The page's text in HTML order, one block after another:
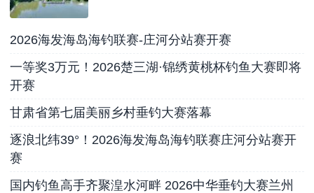
2026海发海岛海钓联赛-庄河分站赛开赛
一等奖3万元！2026楚三湖·锦绣黄桃杯钓鱼大赛即将
开赛
甘肃省第七届美丽乡村垂钓大赛落幕
逐浪北纬39°！2026海发海岛海钓联赛庄河分站赛开
赛
国内钓鱼高手齐聚湟水河畔 2026中华垂钓大赛兰州